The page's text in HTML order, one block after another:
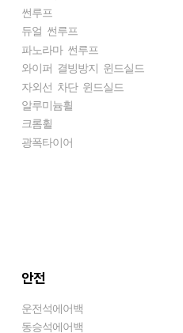
썬루프
듀얼 썬루프
파노라마 썬루프
와이퍼 결빙방지 윈드실드
자외선 차단 윈드실드
알루미늄휠
크롬휠
광폭타이어
안전
운전석에어백
동승석에어백